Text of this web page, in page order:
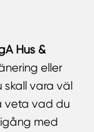
Hus &
eller
skall vara väl
veta vad du
med